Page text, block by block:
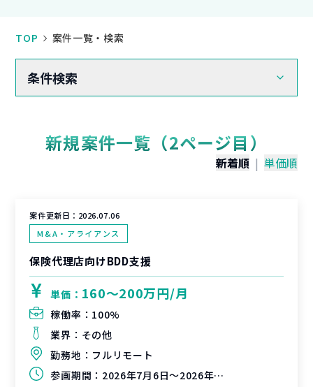
TOP 案件一覧・検索
条件検索
新規案件一覧（2ページ目）
新着順 | 単価順
案件更新日： 2026.07.06
M&A・アライアンス
保険代理店向けBDD支援
単価： 160〜200万円/月
稼働率： 100%
業界： その他
勤務地： フルリモート
参画期間： 2026年7月6日～2026年8月7日